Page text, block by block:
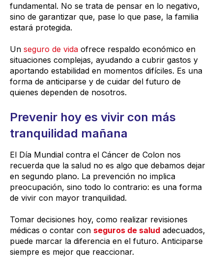
fundamental. No se trata de pensar en lo negativo,
sino de garantizar que, pase lo que pase, la familia
estará protegida.
Un seguro de vida ofrece respaldo económico en
situaciones complejas, ayudando a cubrir gastos y
aportando estabilidad en momentos difíciles. Es una
forma de anticiparse y de cuidar del futuro de
quienes dependen de nosotros.
Prevenir hoy es vivir con más
tranquilidad mañana
El Día Mundial contra el Cáncer de Colon nos
recuerda que la salud no es algo que debamos dejar
en segundo plano. La prevención no implica
preocupación, sino todo lo contrario: es una forma
de vivir con mayor tranquilidad.
Tomar decisiones hoy, como realizar revisiones
médicas o contar con seguros de salud adecuados,
puede marcar la diferencia en el futuro. Anticiparse
siempre es mejor que reaccionar.